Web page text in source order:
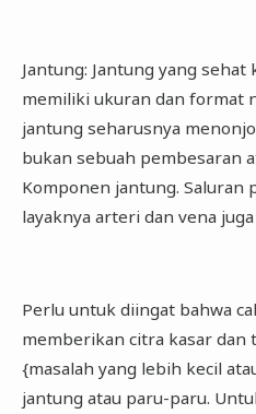
Jantung: Jantung yang sehat
memiliki ukuran dan format
jantung seharusnya
bukan sebuah pembesaran
Komponen jantung. Saluran
layaknya arteri dan vena
Perlu untuk diingat bahwa
memberikan citra kasar dan
{masalah yang lebih kecil
jantung atau paru-paru.